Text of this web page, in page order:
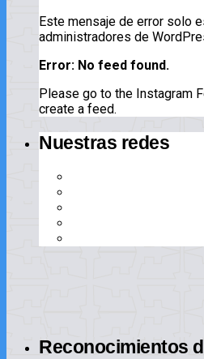
Este mensaje de error solo
administradores de
Error: No feed found.
Please go to the Instagram
create a feed.
Nuestras redes
Reconocimientos